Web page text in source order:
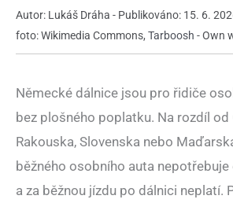
Autor: Lukáš Dráha - Publikováno: 15. 6.
foto: Wikimedia Commons, Tarboosh -Own
Německé dálnice jsou pro řidiče
bez plošného poplatku. Na rozdíl od
Rakouska, Slovenska nebo
běžného osobního auta
a za běžnou jízdu po dálnici neplatí.